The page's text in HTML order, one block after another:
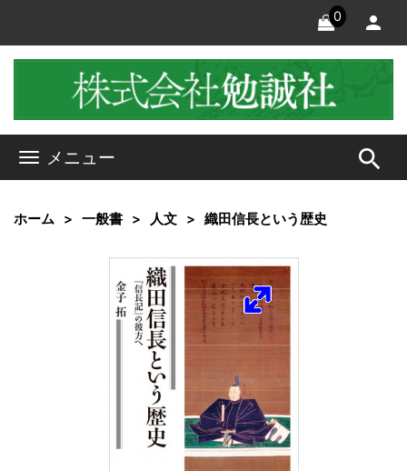
0
メニュー search
ホーム 一般書 人文 織田信長という歴史